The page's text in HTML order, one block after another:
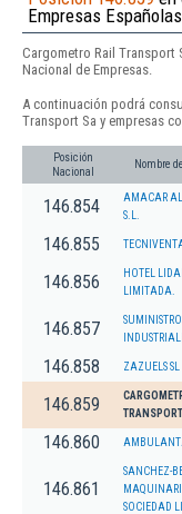
Empresas Españolas
Cargometro Rail Transport
Nacional de Empresas.
A continuación podrá
Transport Sa y empresas
Posición
Nacional
Nombre
146.854
AMACAR
S.L.
146.855
146.856
HOTEL
LIMITADA.
146.857
146.858 ZAZUELS SL
146.859
146.860
146.861
SANCHEZ-
SOCIEDAD